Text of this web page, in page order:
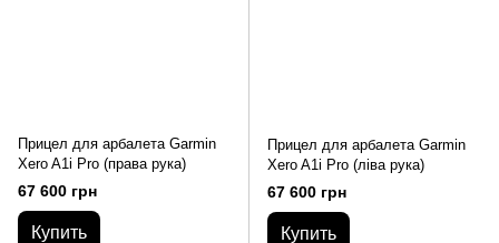
Прицел для арбалета Garmin
Xero A1i Pro (права рука)
67 600 грн
Купить
Прицел для арбалета Garmin
Xero A1i Pro (ліва рука)
67 600 грн
Купить